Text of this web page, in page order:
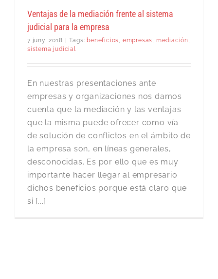
Ventajas de la mediación frente al sistema
judicial para la empresa
7 juny, 2018 Tags: beneficios, empresas, mediación,
sistema judicial
En nuestras presentaciones ante
empresas y organizaciones nos damos
cuenta que la mediación y las ventajas
que la misma puede ofrecer como vía
de solución de conflictos en el ámbito de
la empresa son, en líneas generales,
desconocidas. Es por ello que es muy
importante hacer llegar al empresario
dichos beneficios porque está claro que
si [...]